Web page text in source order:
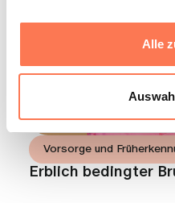
Alle
Vorsorge und
Erblich bedingter